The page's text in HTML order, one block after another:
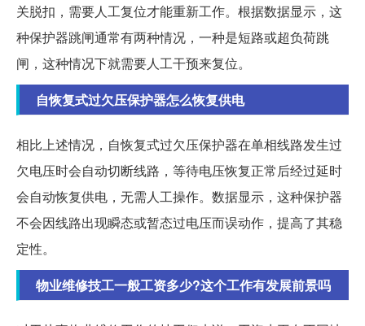
关脱扣，需要人工复位才能重新工作。根据数据显示，这
种保护器跳闸通常有两种情况，一种是短路或超负荷跳
闸，这种情况下就需要人工干预来复位。
自恢复式过欠压保护器怎么恢复供电
相比上述情况，自恢复式过欠压保护器在单相线路发生过
欠电压时会自动切断线路，等待电压恢复正常后经过延时
会自动恢复供电，无需人工操作。数据显示，这种保护器
不会因线路出现瞬态或暂态过电压而误动作，提高了其稳
定性。
物业维修技工一般工资多少?这个工作有发展前景吗